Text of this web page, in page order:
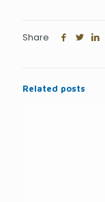
Share
Related posts